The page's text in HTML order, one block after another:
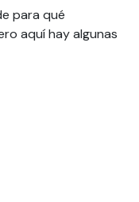
para qué
aquí hay algunas